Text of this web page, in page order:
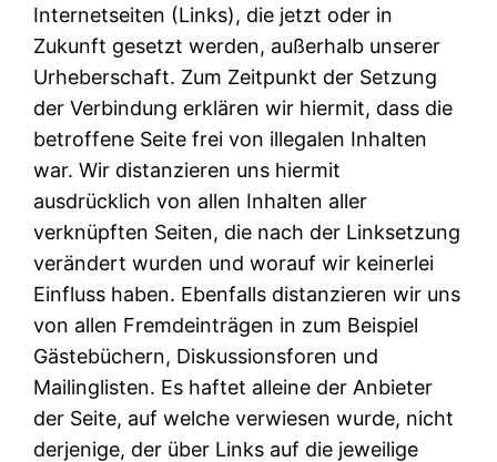
Internetseiten (Links), die jetzt oder in
Zukunft gesetzt werden, außerhalb unserer
Urheberschaft. Zum Zeitpunkt der Setzung
der Verbindung erklären wir hiermit, dass die
betroffene Seite frei von illegalen Inhalten
war. Wir distanzieren uns hiermit
ausdrücklich von allen Inhalten aller
verknüpften Seiten, die nach der Linksetzung
verändert wurden und worauf wir keinerlei
Einfluss haben. Ebenfalls distanzieren wir uns
von allen Fremdeinträgen in zum Beispiel
Gästebüchern, Diskussionsforen und
Mailinglisten. Es haftet alleine der Anbieter
der Seite, auf welche verwiesen wurde, nicht
derjenige, der über Links auf die jeweilige